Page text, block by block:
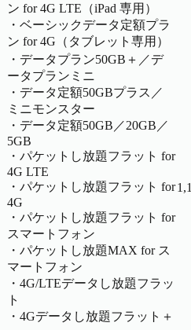
ン for 4G LTE（iPad 専用）
・ベーシックデータ定額プラ
ン for 4G（タブレット専用）
・データプラン50GB＋／デ
ータプランミニ
・データ定額50GBプラス／
ミニモンスター
・データ定額50GB／20GB／
5GB
・パケットし放題フラット for
4G LTE
・パケットし放題フラット for
4G
・パケットし放題フラット for
スマートフォン
・パケットし放題MAX for ス
マートフォン
・4G/LTEデータし放題フラッ
ト
・4Gデータし放題フラット＋